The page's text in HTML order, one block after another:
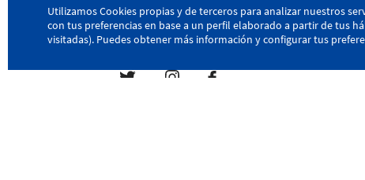
946 604 751 | sda@sdamorebieta.eus
Utilizamos Cookies propias y de terceros para analizar nuestros
con tus preferencias en base a un perfil elaborado a partir de tus
visitadas). Puedes obtener más información y configurar tus